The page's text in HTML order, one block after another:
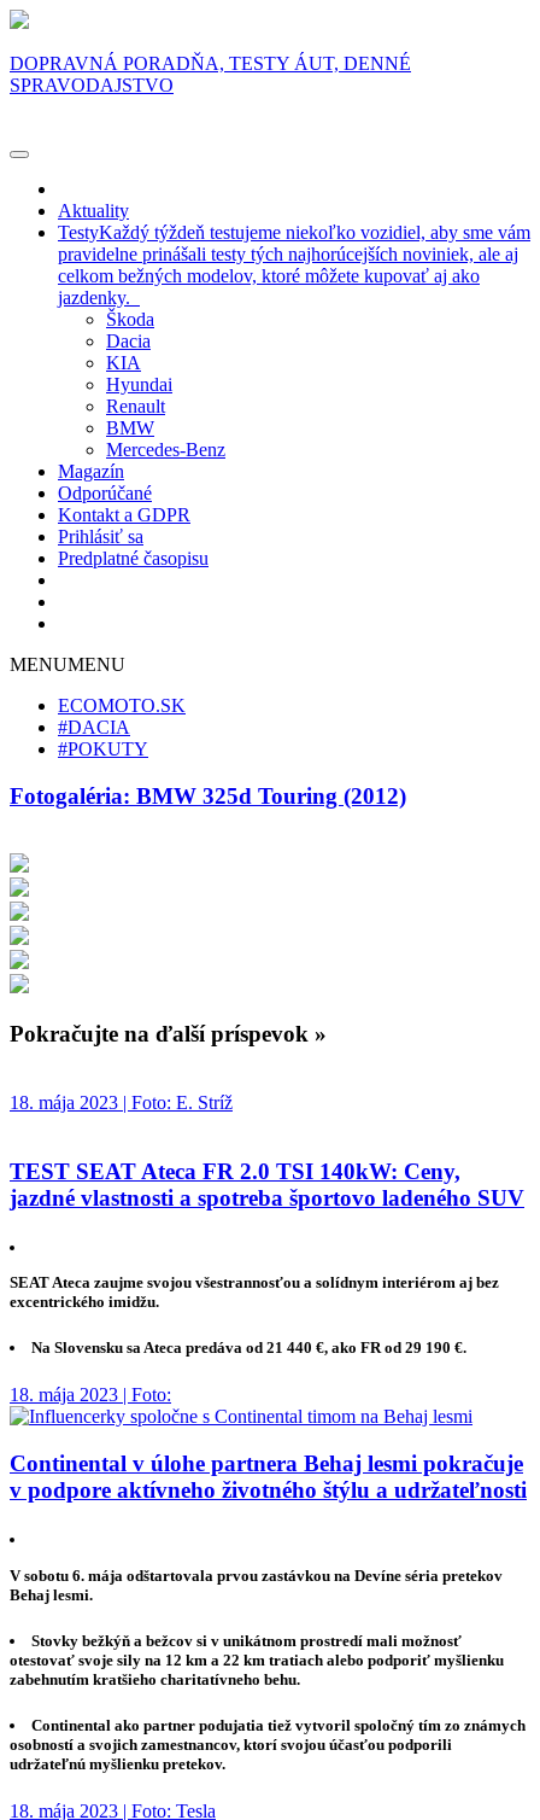
DOPRAVNÁ PORADŇA, TESTY ÁUT, DENNÉ
SPRAVODAJSTVO
Aktuality
TestyKaždý týždeň testujeme niekoľko vozidiel, aby sme vám
pravidelne prinášali testy tých najhorúcejších noviniek, ale aj
celkom bežných modelov, ktoré môžete kupovať aj ako
jazdenky.
Škoda
Dacia
KIA
Hyundai
Renault
BMW
Mercedes-Benz
Magazín
Odporúčané
Kontakt a GDPR
Prihlásiť sa
Predplatné časopisu
MENUMENU
ECOMOTO.SK
#DACIA
#POKUTY
Fotogaléria: BMW 325d Touring (2012)
Pokračujte na ďalší príspevok »
18. mája 2023 | Foto: E. Stríž
TEST SEAT Ateca FR 2.0 TSI 140kW: Ceny,
jazdné vlastnosti a spotreba športovo ladeného SUV
SEAT Ateca zaujme svojou všestrannosťou a solídnym interiérom aj bez
excentrického imidžu.
Na Slovensku sa Ateca predáva od 21 440 €, ako FR od 29 190 €.
18. mája 2023 | Foto:
Continental v úlohe partnera Behaj lesmi pokračuje
v podpore aktívneho životného štýlu a udržateľnosti
V sobotu 6. mája odštartovala prvou zastávkou na Devíne séria pretekov
Behaj lesmi.
Stovky bežkýň a bežcov si v unikátnom prostredí mali možnosť
otestovať svoje sily na 12 km a 22 km tratiach alebo podporiť myšlienku
zabehnutím kratšieho charitatívneho behu.
Continental ako partner podujatia tiež vytvoril spoločný tím zo známych
osobností a svojich zamestnancov, ktorí svojou účasťou podporili
udržateľnú myšlienku pretekov.
18. mája 2023 | Foto: Tesla